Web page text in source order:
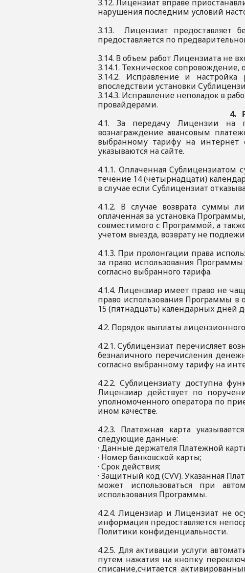
3.12. Лицензиат вправе
нарушения последним условий
3.13. Лицензиат предоставляет
предоставляется по
3.14. В объем работ Лицензиата не
3.14.1. Техническое
3.14.2. Исправление и
впоследствии установки
3.14.3. Исправление неполадок в
провайдерами.
4.
4.1. За передачу Лицензии на
вознаграждение авансовым
выбранному тарифу на интернет
указываются на сайте.
4.1.1. Оплаченная Сублицензиатом
течение 14 (четырнадцати)
в случае если Сублицензиат
4.1.2. В случае возврата суммы
оплаченная за установка
совместимого с Программой, а
учетом выезда, возврату не
4.1.3. При пролонгации права
за право использования
согласно выбранного тарифа.
4.1.4. Лицензиар имеет право не
право использования Программы в
15 (пятнадцать) календарных дней
4.2. Порядок выплаты
4.2.1. Сублицензиат перечисляет
безналичного перечисления
согласно выбранному тарифу на
4.2.2. Сублицензиату доступна
Лицензиар действует по
уполномоченного оператора по
ином качестве.
4.2.3. Платежная карта
следующие данные:
· Данные держателя Платежной
· Номер банковской карты;
· Срок действия;
· Защитный код (CVV). Указанная
может использоваться при
использования Программы.
4.2.4. Лицензиар и Лицензиат не
информация предоставляется
Политики конфиденциальности.
4.2.5. Для активации услуги
путем нажатия на кнопку
списание,считается